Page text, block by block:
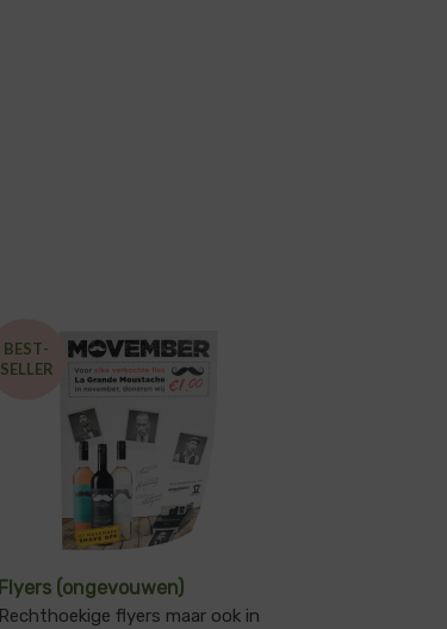
BEST­
SELLER
Flyers (ongevouwen)
Rechthoekige flyers maar ook in